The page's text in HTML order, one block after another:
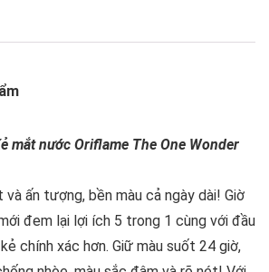
mắt nước Oriflame The One Wonder
ấn tượng, bền màu cả ngày dài! Giờ
đem lại lợi ích 5 trong 1 cùng với đầu
chính xác hơn. Giữ màu suốt 24 giờ,